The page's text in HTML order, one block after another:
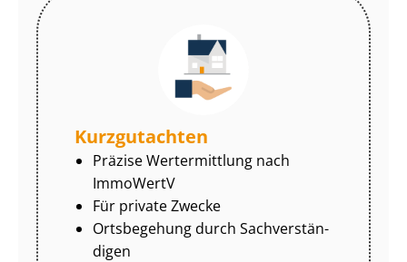
Kurzgutachten
Präzise Wertermittlung nach
ImmoWertV
Für private Zwecke
Ortsbegehung durch Sach­ver­stän­
di­gen